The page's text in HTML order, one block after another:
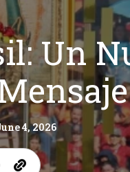
Un
4, 2026